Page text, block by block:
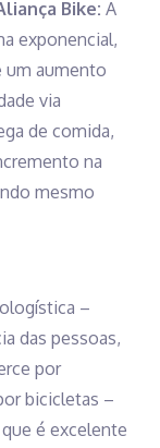
Bike: A
exponencial,
um aumento
via
de comida,
na
mesmo
–
das pessoas,
por
bicicletas –
é excelente